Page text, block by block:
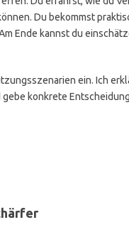
Du bekommst
Ende kannst du
ein. Ich
konkrete